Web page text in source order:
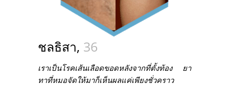
ชลธิสา, 36
เราเป็นโรคเส้นเลือดขอดหลังจากที่ตั้งท้อง ยา
ทาที่หมอจัดให้มาก็เห็นผลแค่เพียงชั่วคราว